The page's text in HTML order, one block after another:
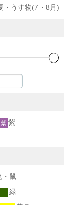
・うす物(7・8月)
紫
・鼠
緑